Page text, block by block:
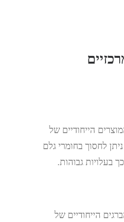
הייחודיים של
לחסוך בחומרי גלם
בעלויות גבוהות.
הייחודיים של